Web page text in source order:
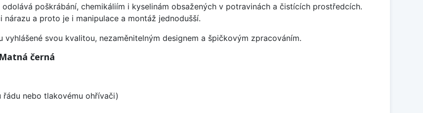
poškrábání, chemikáliím i kyselinám obsažených v potravinách a čistících prostředcích.
a proto je i manipulace a montáž jednodušší.
svou kvalitou, nezaměnitelným designem a špičkovým zpracováním.
černá
nebo tlakovému ohřívači)